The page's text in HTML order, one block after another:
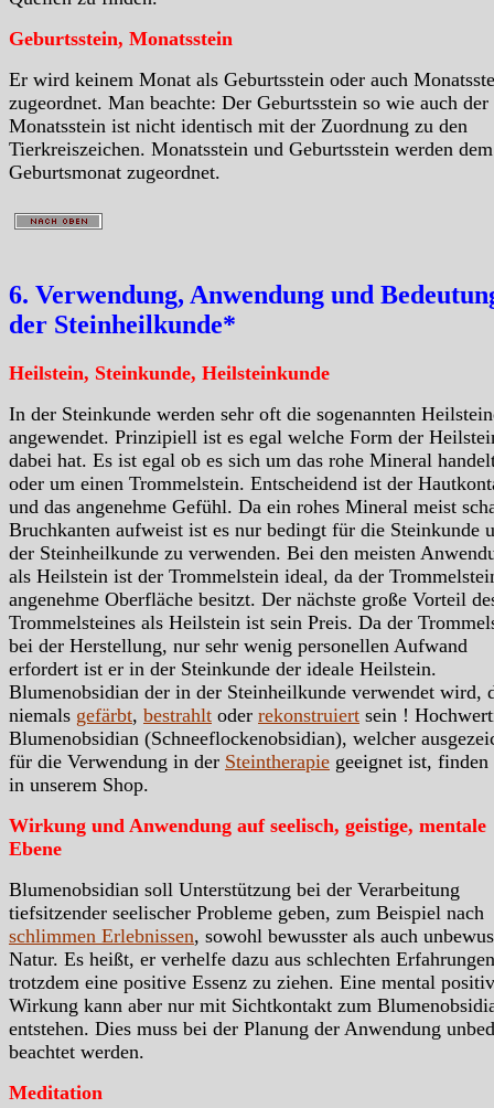
Geburtsstein, Monatsstein
Er wird keinem Monat als Geburtsstein oder auch
zugeordnet. Man beachte: Der Geburtsstein so wie auch der
Monatsstein ist nicht identisch mit der Zuordnung zu den
Tierkreiszeichen. Monatsstein und Geburtsstein werden dem
Geburtsmonat zugeordnet.
6. Verwendung, Anwendung und
der Steinheilkunde*
Heilstein, Steinkunde, Heilsteinkunde
In der Steinkunde werden sehr oft die sogenannten
angewendet. Prinzipiell ist es egal welche Form der
dabei hat. Es ist egal ob es sich um das rohe Mineral
oder um einen Trommelstein. Entscheidend ist der
und das angenehme Gefühl. Da ein rohes Mineral meist
Bruchkanten aufweist ist es nur bedingt für die Steinkunde
der Steinheilkunde zu verwenden. Bei den meisten
als Heilstein ist der Trommelstein ideal, da der
angenehme Oberfläche besitzt. Der nächste große Vorteil
Trommelsteines als Heilstein ist sein Preis. Da der
bei der Herstellung, nur sehr wenig personellen Aufwand
erfordert ist er in der Steinkunde der ideale Heilstein.
Blumenobsidian der in der Steinheilkunde verwendet wird,
niemals gefärbt, bestrahlt oder rekonstruiert sein !
Blumenobsidian (Schneeflockenobsidian), welcher
für die Verwendung in der Steintherapie geeignet ist, finden
in unserem Shop.
Wirkung und Anwendung auf seelisch, geistige, mentale
Ebene
Blumenobsidian soll Unterstützung bei der Verarbeitung
tiefsitzender seelischer Probleme geben, zum Beispiel nach
schlimmen Erlebnissen, sowohl bewusster als auch
Natur. Es heißt, er verhelfe dazu aus schlechten Erfahrungen
trotzdem eine positive Essenz zu ziehen. Eine mental
Wirkung kann aber nur mit Sichtkontakt zum
entstehen. Dies muss bei der Planung der Anwendung
beachtet werden.
Meditation